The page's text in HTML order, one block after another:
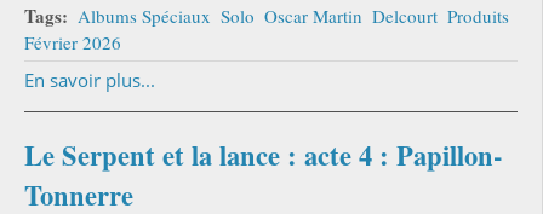
Tags: Albums Spéciaux Solo Oscar Martin Delcourt Produits
Février 2026
En savoir plus...
Le Serpent et la lance : acte 4 : Papillon-
Tonnerre